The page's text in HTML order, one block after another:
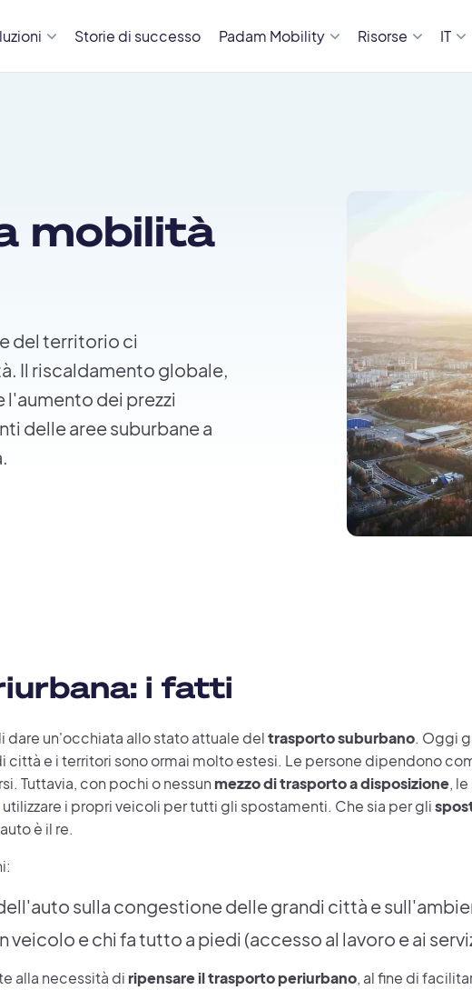
Storie di successo Padam Mobility Risorse IT
mobilità
del territorio ci
Il riscaldamento globale,
dei prezzi
delle aree suburbane a
i fatti
dare un'occhiata allo stato attuale deltrasporto suburbano. Oggi
città e i territori sono ormai molto estesi. Le persone dipendono
Tuttavia, con pochi o nessun mezzo di trasporto a disposizione,
i propri veicoli per tutti gli spostamenti. Che sia per gli
è il re.
sulla congestione delle grandi città e
veicolo e chi fa tutto a piedi (accesso al lavoro e ai
alla necessità di ripensare il trasporto periurbano, al fine di